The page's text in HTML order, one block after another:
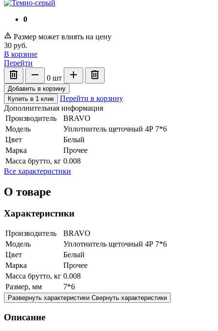
0
Размер может влиять на цену
30 руб.
В корзине
Перейти
0 шт
Добавить в корзину
Купить в 1 клик
Перейти в корзину
Дополнительная информация
Производитель
BRAVO
Модель
Уплотнитель щеточный 4Р 7*6
Цвет
Белый
Марка
Прочее
Масса брутто, кг 0.008
Все характеристики
О товаре
Характеристики
Производитель
BRAVO
Модель
Уплотнитель щеточный 4Р 7*6
Цвет
Белый
Марка
Прочее
Масса брутто, кг 0.008
Размер, мм
7*6
Развернуть характеристики Свернуть характеристики
Описание